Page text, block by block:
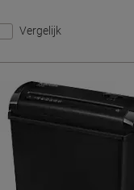
Vergelijk